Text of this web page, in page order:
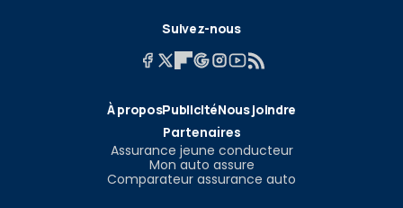
Suivez-nous
À proposPublicitéNous joindre
Partenaires
Assurance jeune conducteur
Mon auto assure
Comparateur assurance auto